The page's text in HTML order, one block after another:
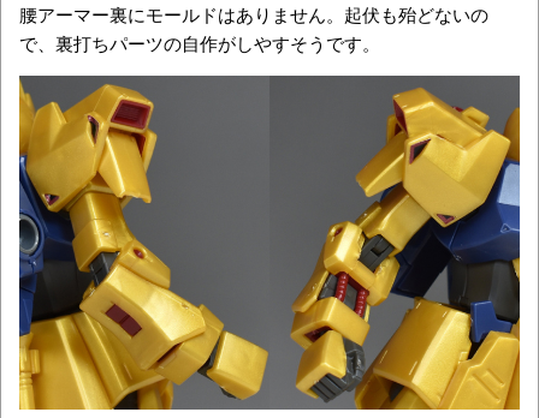
腰アーマー裏にモールドはありません。起伏も殆どないの
で、裏打ちパーツの自作がしやすそうです。